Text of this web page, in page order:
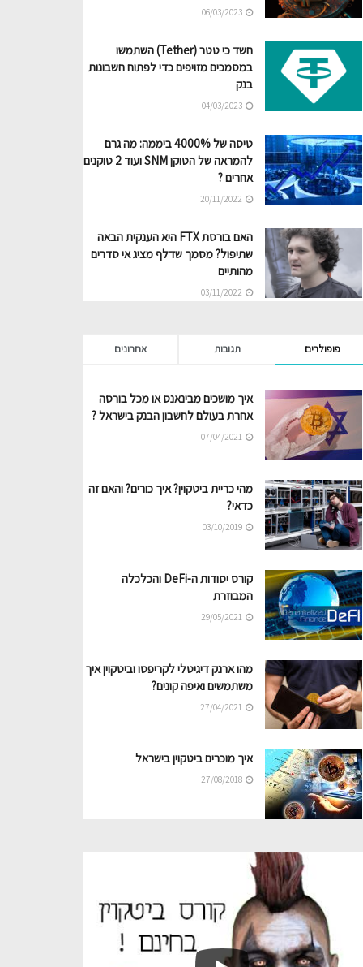
חשד כי טטר (Tether) השתמשו
במסמכים מזויפים כדי לפתוח חשבונות
בנק
טיסה של 4000% ביממה: מה גרם
להמראה של הטוקן SNM ועוד 2 טוקנים
אחרים ?
האם בורסת FTX היא הענקית הבאה
שתיפול? מסמך שדלף מציג אי סדרים
מהותיים
פופולרים תגובות אחרונים
איך מושכים מבינאנס או מכל בורסה
אחרת בעולם לחשבון הבנק בישראל ?
מהי כריית ביטקוין? איך כורים? והאם זה
כדאי?
קורס יסודות ה-DeFi והכלכלה
המבוזרת
מהו ארנק דיגיטלי לקריפטו וביטקוין איך
משתמשים ואיפה קונים?
איך מוכרים ביטקוין בישראל